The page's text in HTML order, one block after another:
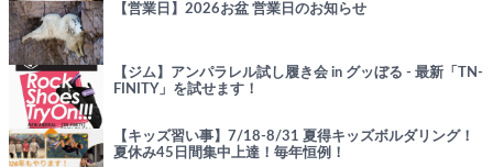
【営業日】2026お盆 営業日のお知らせ
【ジム】アンパラレル試し履き会 in グッぼる - 最新「TN-
FINITY」を試せます！
【キッズ習い事】7/18-8/31 夏得キッズボルダリング！
夏休み45日間集中上達！毎年恒例！